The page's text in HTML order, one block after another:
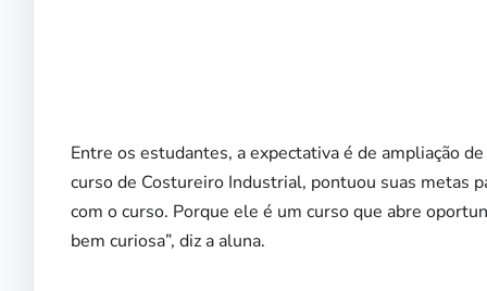
Entre os estudantes, a expectativa é de ampliação
curso de Costureiro Industrial, pontuou suas metas
com o curso. Porque ele é um curso que abre
bem curiosa”, diz a aluna.